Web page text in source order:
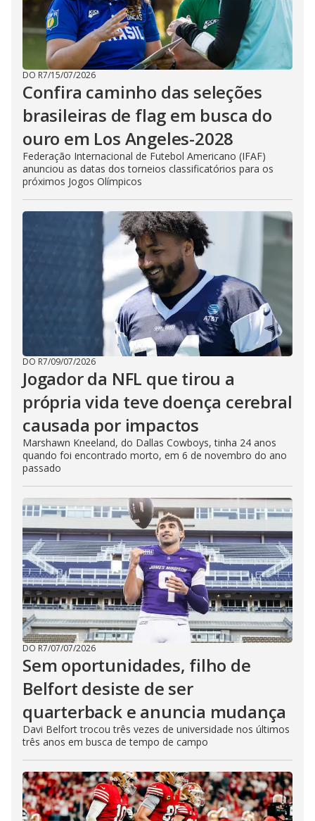
DO R7/15/07/2026
Confira caminho das seleções
brasileiras de flag em busca do
ouro em Los Angeles-2028
Federação Internacional de Futebol Americano (IFAF)
anunciou as datas dos torneios classificatórios para os
próximos Jogos Olímpicos
DO R7/09/07/2026
Jogador da NFL que tirou a
própria vida teve doença cerebral
causada por impactos
Marshawn Kneeland, do Dallas Cowboys, tinha 24 anos
quando foi encontrado morto, em 6 de novembro do ano
passado
DO R7/07/07/2026
Sem oportunidades, filho de
Belfort desiste de ser
quarterback e anuncia mudança
Davi Belfort trocou três vezes de universidade nos últimos
três anos em busca de tempo de campo